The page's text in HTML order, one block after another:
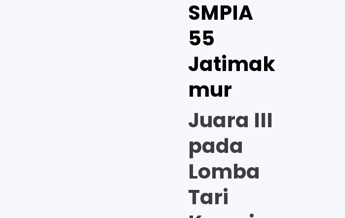
SMPIA
55
Jatimak
mur
Juara III
pada
Lomba
Tari